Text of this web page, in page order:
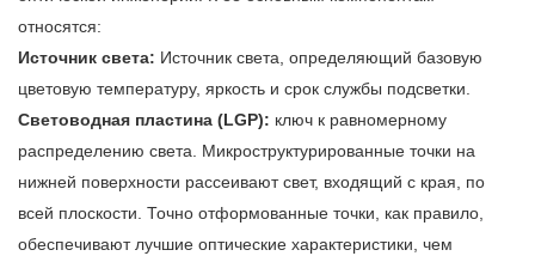
относятся:
Источник света: Источник света, определяющий базовую
цветовую температуру, яркость и срок службы подсветки.
Световодная пластина (LGP): ключ к равномерному
распределению света. Микроструктурированные точки на
нижней поверхности рассеивают свет, входящий с края, по
всей плоскости. Точно отформованные точки, как правило,
обеспечивают лучшие оптические характеристики, чем